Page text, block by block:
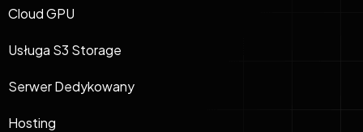
Cloud GPU
Usługa S3 Storage
Serwer Dedykowany
Hosting